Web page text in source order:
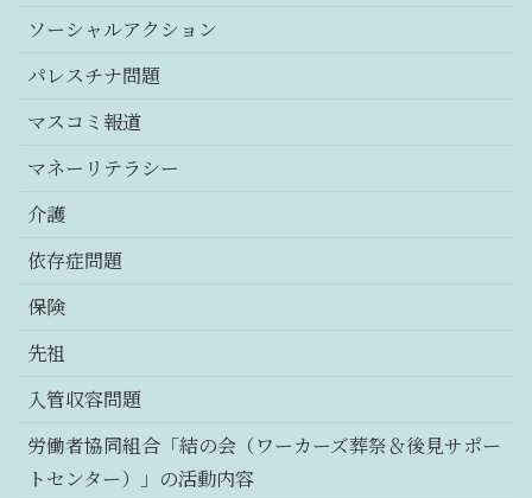
ソーシャルアクション
パレスチナ問題
マスコミ報道
マネーリテラシー
介護
依存症問題
保険
先祖
入管収容問題
労働者協同組合「結の会（ワーカーズ葬祭＆後見サポー
トセンター）」の活動内容